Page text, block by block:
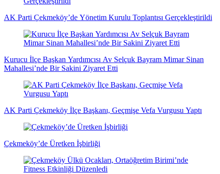
AK Parti Çekmeköy’de Yönetim Kurulu Toplantısı Gerçekleştirildi
Kurucu İlçe Başkan Yardımcısı Av Selçuk Bayram Mimar Sinan
Mahallesi’nde Bir Sakini Ziyaret Etti
AK Parti Çekmeköy İlçe Başkanı, Geçmişe Vefa Vurgusu Yaptı
Çekmeköy’de Üretken İşbirliği